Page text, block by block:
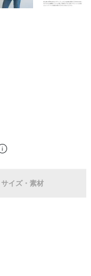
サイズ・素材